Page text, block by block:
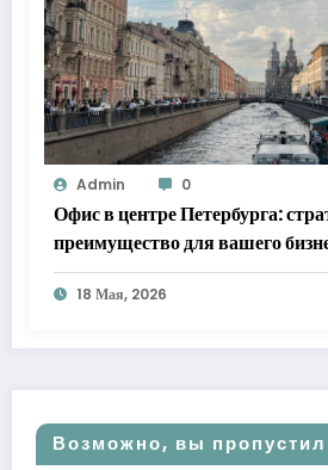
Admin 0
Офис в центре Петербурга:
преимущество для вашего
18 Мая, 2026
Возможно, вы